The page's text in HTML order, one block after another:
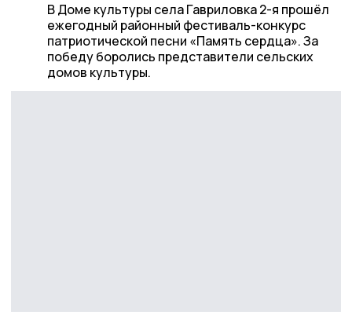
В Доме культуры села Гавриловка 2-я прошёл
ежегодный районный фестиваль-конкурс
патриотической песни «Память сердца». За
победу боролись представители сельских
домов культуры.